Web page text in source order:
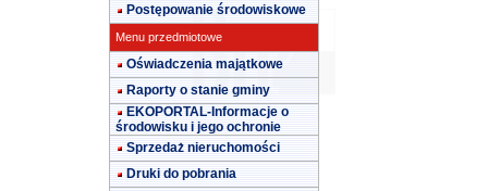
Postępowanie środowiskowe
Menu przedmiotowe
Oświadczenia majątkowe
Raporty o stanie gminy
EKOPORTAL-Informacje o
środowisku i jego ochronie
Sprzedaż nieruchomości
Druki do pobrania